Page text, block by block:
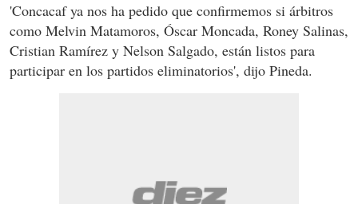
'Concacaf ya nos ha pedido que confirmemos si árbitros
como Melvin Matamoros, Óscar Moncada, Roney Salinas,
Cristian Ramírez y Nelson Salgado, están listos para
participar en los partidos eliminatorios', dijo Pineda.